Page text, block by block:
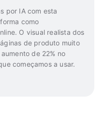
por IA com esta
como
O visual realista dos
de produto muito
de 22% no
começamos a usar.